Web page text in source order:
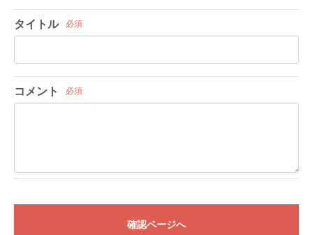
タイトル 必須
コメント 必須
確認ページへ